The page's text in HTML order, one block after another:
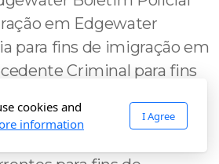
cookies and
information
I Agree